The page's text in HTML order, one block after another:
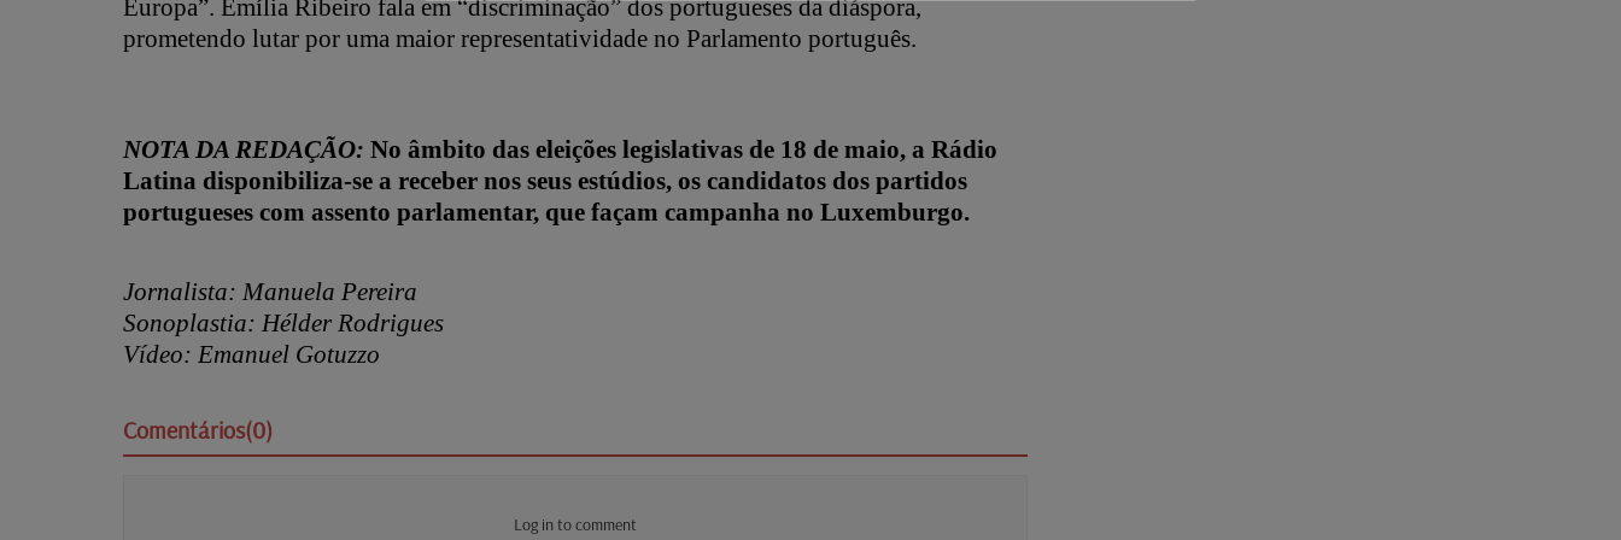
Europa”. Emília Ribeiro fala em “discriminação” dos portugueses da diáspora,
prometendo lutar por uma maior representatividade no Parlamento português.
NOTA DA REDAÇÃO: No âmbito das eleições legislativas de 18 de maio, a Rádio
Latina disponibiliza-se a receber nos seus estúdios, os candidatos dos partidos
portugueses com assento parlamentar, que façam campanha no Luxemburgo.
Jornalista: Manuela Pereira
Sonoplastia: Hélder Rodrigues
Vídeo: Emanuel Gotuzzo
Comentários(0)
Log in to comment